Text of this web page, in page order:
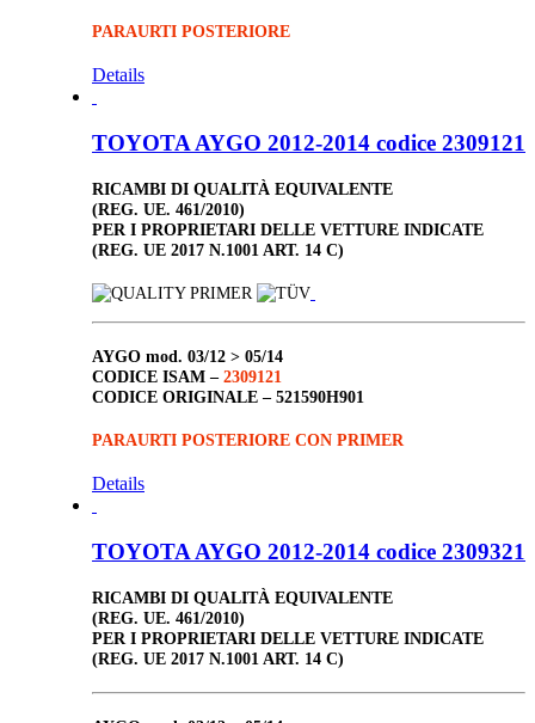
PARAURTI POSTERIORE
Details
TOYOTA AYGO 2012-2014 codice 2309121
RICAMBI DI QUALITÀ EQUIVALENTE
(REG. UE. 461/2010)
PER I PROPRIETARI DELLE VETTURE INDICATE
(REG. UE 2017 N.1001 ART. 14 C)
AYGO mod. 03/12 > 05/14
CODICE ISAM – 2309121
CODICE ORIGINALE – 521590H901
PARAURTI POSTERIORE CON PRIMER
Details
TOYOTA AYGO 2012-2014 codice 2309321
RICAMBI DI QUALITÀ EQUIVALENTE
(REG. UE. 461/2010)
PER I PROPRIETARI DELLE VETTURE INDICATE
(REG. UE 2017 N.1001 ART. 14 C)